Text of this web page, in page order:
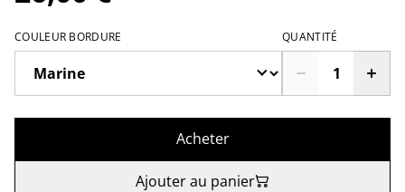
COULEUR BORDURE QUANTITÉ
Acheter
Ajouter au panier